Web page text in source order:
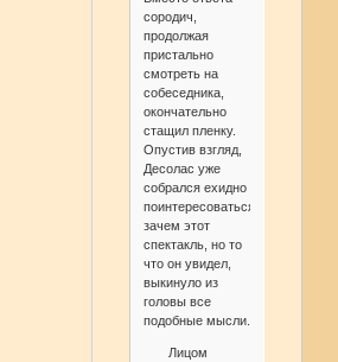
сородич,
продолжая
пристально
смотреть на
собеседника,
окончательно
стащил пленку.
Опустив взгляд,
Десолас уже
собрался ехидно
поинтересоваться,
зачем этот
спектакль, но то
что он увидел,
выкинуло из
головы все
подобные мысли.
Лицом